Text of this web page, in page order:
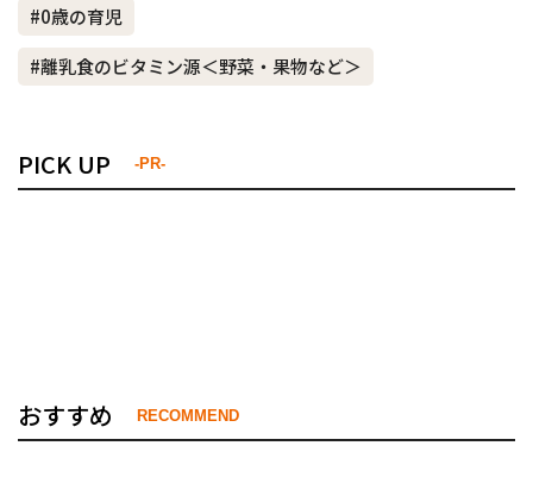
#0歳の育児
#離乳食のビタミン源＜野菜・果物など＞
PICK UP -PR-
おすすめ RECOMMEND